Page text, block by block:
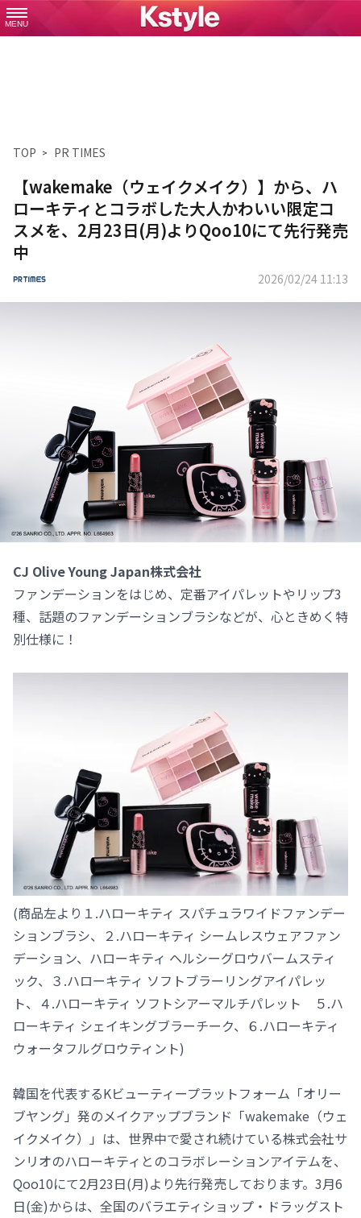
MENU
TOP PR TIMES
【wakemake（ウェイクメイク）】から、ハ
ローキティとコラボした大人かわいい限定コ
スメを、2月23日(月)よりQoo10にて先行発売
中
2026/02/24 11:13
CJ Olive Young Japan株式会社
ファンデーションをはじめ、定番アイパレットやリップ3
種、話題のファンデーションブラシなどが、心ときめく特
別仕様に！
(商品左より１.ハローキティ スパチュラワイドファンデー
ションブラシ、２.ハローキティ シームレスウェアファン
デーション、ハローキティ ヘルシーグロウバームスティ
ック、３.ハローキティ ソフトブラーリングアイパレッ
ト、４.ハローキティ ソフトシアーマルチパレット ５.ハ
ローキティ シェイキングブラーチーク、６.ハローキティ
ウォータフルグロウティント)
韓国を代表するKビューティープラットフォーム「オリー
ブヤング」発のメイクアップブランド「wakemake（ウェ
イクメイク）」は、世界中で愛され続けている株式会社サ
ンリオのハローキティとのコラボレーションアイテムを、
Qoo10にて2月23日(月)より先行発売しております。3月6
日(金)からは、全国のバラエティショップ・ドラッグスト